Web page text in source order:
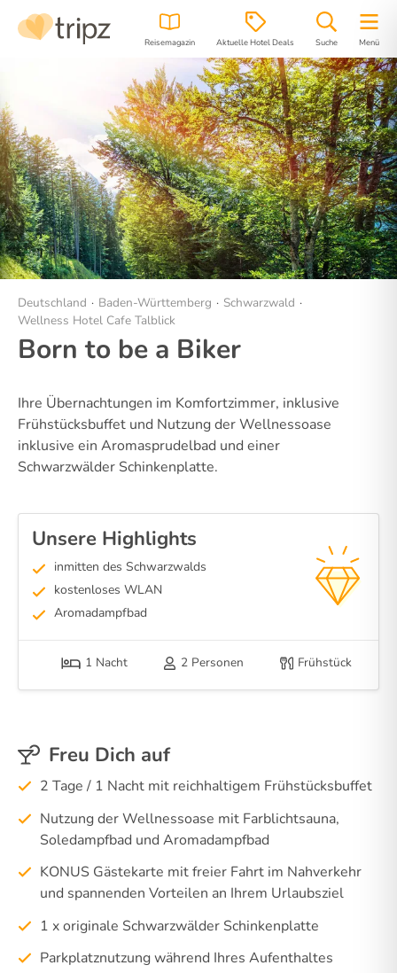
Reisemagazin Aktuelle Hotel Deals Suche Menü
Hotel Bilder Lage
Deutschland Baden-Württemberg
Schwarzwald
Wellness Hotel Cafe Talblick
Born to be a Biker
Ihre Übernachtungen im Komfortzimmer, inklusive
Frühstücksbuffet und Nutzung der Wellnessoase
inklusive ein Aromasprudelbad und einer
Schwarzwälder Schinkenplatte.
Unsere Highlights
inmitten des Schwarzwalds
kostenloses WLAN
Aromadampfbad
1 Nacht 2 Personen Frühstück
Freu Dich auf
2 Tage / 1 Nacht mit reichhaltigem Frühstücksbuffet
Nutzung der Wellnessoase mit Farblichtsauna,
Soledampfbad und Aromadampfbad
KONUS Gästekarte mit freier Fahrt im Nahverkehr
und spannenden Vorteilen an Ihrem Urlaubsziel
1 x originale Schwarzwälder Schinkenplatte
Parkplatznutzung während Ihres Aufenthaltes